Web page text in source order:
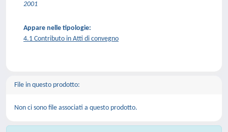
2001
Appare nelle tipologie:
4.1 Contributo in Atti di convegno
File in questo prodotto:
Non ci sono file associati a questo prodotto.